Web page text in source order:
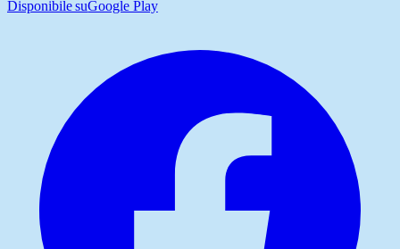
Disponibile suGoogle Play